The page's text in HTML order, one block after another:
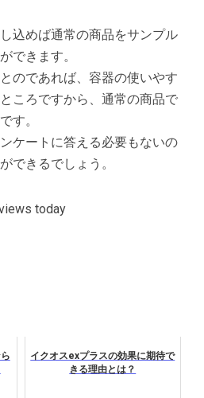
込めば通常の商品をサンプル
できます。
のであれば、容器の使いやす
ころですから、通常の商品で
す。
ケートに答える必要もないの
できるでしょう。
today
イクオスexプラスの効果に期待で
きる理由とは？